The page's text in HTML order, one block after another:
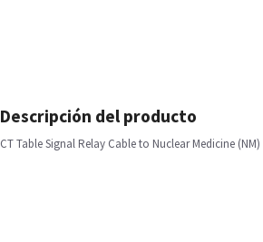
Descripción del producto
CT Table Signal Relay Cable to Nuclear Medicine